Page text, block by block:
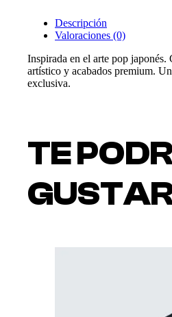
Descripción
Valoraciones (0)
Inspirada en el arte pop
artístico y acabados premium.
exclusiva.
TE